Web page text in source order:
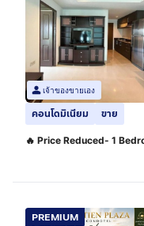
เจ้าของขายเอง
คอนโดมิเนียม ขาย
🔥 Price Reduced- 1
PREMIUM